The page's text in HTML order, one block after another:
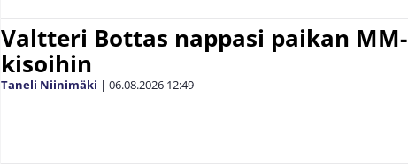
Valtteri Bottas nappasi paikan MM-
kisoihin
Taneli Niinimäki | 06.08.2026 12:49